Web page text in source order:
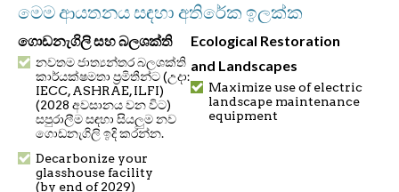
මෙම ආයතනය සඳහා අතිරේක ඉලක්ක
ගොඩනැගිලි සහ බලශක්ති
නවතම ජාත්‍යන්තර බලශක්ති
කාර්යක්ෂමතා ප්‍රමිතීන්ට (උදා:
IECC, ASHRAE, ILFI)
(2028 අවසානය වන විට)
සපුරාලීම සඳහා සියලුම නව
ගොඩනැගිලි ඉදි කරන්න.
Decarbonize your
glasshouse facility
(by end of 2029)
Ecological Restoration
and Landscapes
Maximize use of electric
landscape maintenance
equipment